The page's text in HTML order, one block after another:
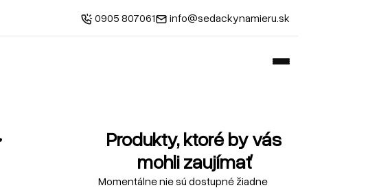
0905 807061 info@sedackynamieru.sk
Produkty, ktoré by vás
mohli zaujímať
Momentálne nie sú dostupné žiadne